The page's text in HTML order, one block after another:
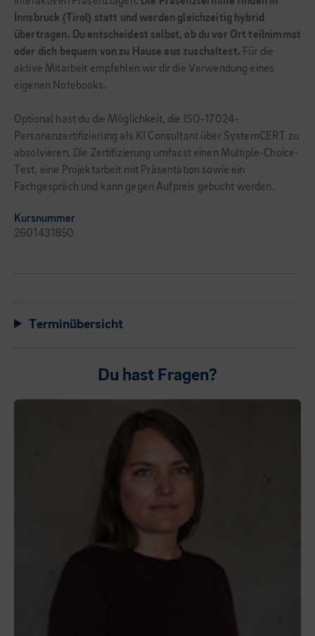
Innsbruck (Tirol) statt und werden gleichzeitig hybrid
übertragen. Du entscheidest selbst, ob du vor Ort teilnimmst
oder dich bequem von zu Hause aus zuschaltest. Für die
aktive Mitarbeit empfehlen wir dir die Verwendung eines
eigenen Notebooks.
Optional hast du die Möglichkeit, die ISO-17024-
Personenzertifizierung als KI Consultant über SystemCERT zu
absolvieren. Die Zertifizierung umfasst einen Multiple-Choice-
Test, eine Projektarbeit mit Präsentation sowie ein
Fachgespräch und kann gegen Aufpreis gebucht werden.
Kursnummer
2601431850
Terminübersicht
Du hast Fragen?